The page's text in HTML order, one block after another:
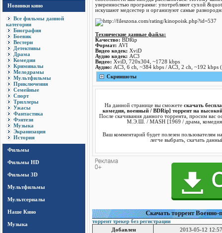
Новинки кино
Все фильмы данной
категории
Биография
Боевик
Вестерн
Детективы
Драма
Комедии
Криминалы
Мелодрамы
Мультфильмы
Приключения
Семейные
Спорт
Триллеры
Ужасы
Фантастика
Фэнтези
Музыка
Экранизация
История
Фильмы
Фильмы HD
Фильмы 3D
Мультфильмы
Мультсериалы
Наше Кино
Музыка
уверенностью програмке: употребляют сухой
искушают медсестер и организуют самые
Технические данные файла:
Качество: BDRip
Формат: AVI
Видео кодек: XviD
Аудио кодек: AC3
Видео: XviD, 720x304, ~1728 kbps
Аудио: AC3, 6 ch, ~384 kbps / AC3, 2 ch, ~192 kbps
Скриншоты
На данной странице вы сможете скачать
комедия, военный / BDRip] торрент на высокой
После скачивания данного торрента, просим вас
М.Э.Ш. / MASH [1969 / драма, комедия,
Ваш комментарий будет полезен пользователям
легче выбрать, скачать
Cкачать торрент
торрент трекер без регистрации
Добавлен
2013-05-12